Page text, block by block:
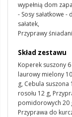
wypełnią dom
- Sosy sałatkowe
sałatek,
Przyprawy
Skład zestawu
Koperek suszony
laurowy mielony
g, Cebula suszona
rosołu 12 g,
pomidorowych 20
Przyprawa do